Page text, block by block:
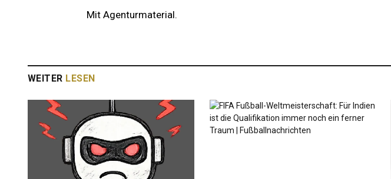
Mit Agenturmaterial.
WEITER LESEN